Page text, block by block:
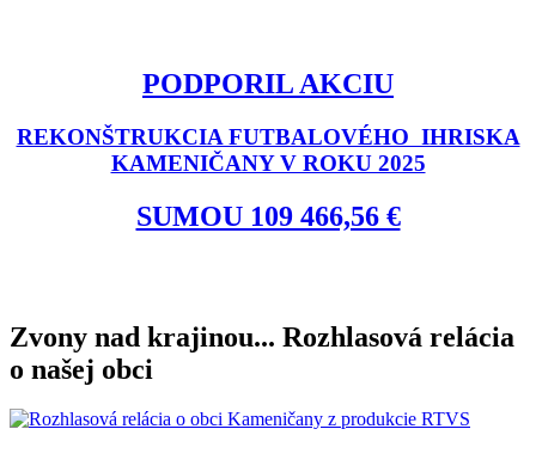
PODPORIL AKCIU
REKONŠTRUKCIA FUTBALOVÉHO IHRISKA
KAMENIČANY V ROKU 2025
SUMOU 109 466,56 €
Zvony nad krajinou... Rozhlasová relácia
o našej obci